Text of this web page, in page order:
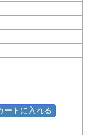
ートに入れる